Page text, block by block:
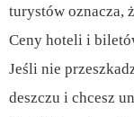
turystów oznacza,
Ceny hoteli i
Jeśli nie
deszczu i chcesz